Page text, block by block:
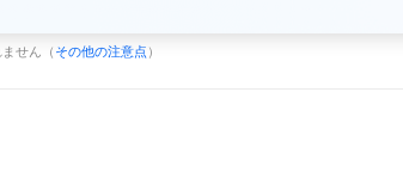
せん（ その他の注意点 ）